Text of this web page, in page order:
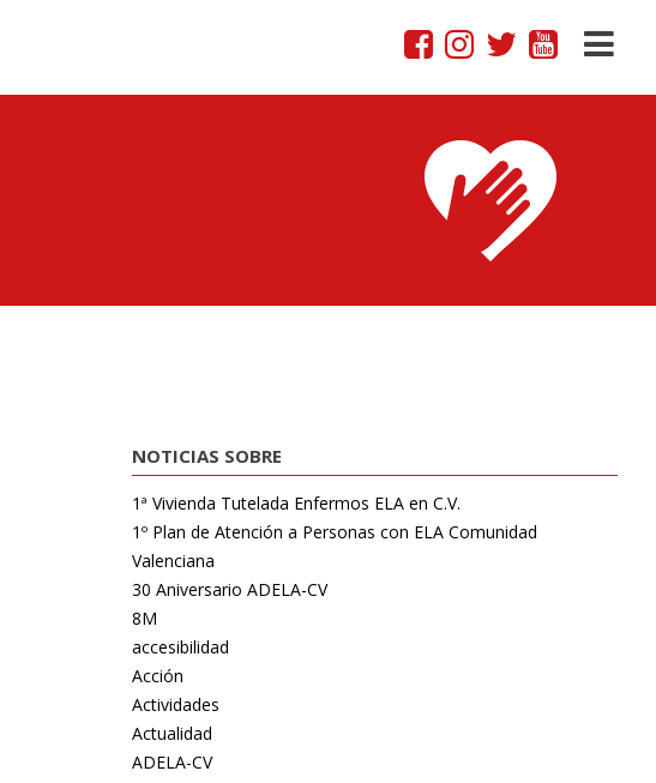
NOTICIAS SOBRE
1ª Vivienda Tutelada Enfermos ELA en C.V.
1º Plan de Atención a Personas con ELA Comunidad
Valenciana
30 Aniversario ADELA-CV
8M
accesibilidad
Acción
Actividades
Actualidad
ADELA-CV